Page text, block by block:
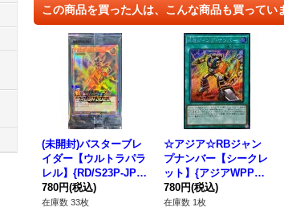
この商品を買った人は、こんな商品も買ってい
(未開封)バスターブレ
イダー【ウルトラパラ
レル】{RD/S23P-JP00
1}《RDモンスター》
780円(税込)
在庫数 33枚
☆アジア☆RBジャン
プナンバー【シークレ
ット】{アジアWPP7-J
P022}《魔法》
780円(税込)
在庫数 1枚